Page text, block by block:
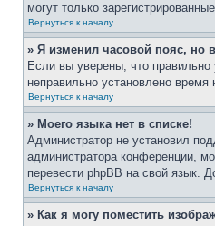
могут только
Вернуться к началу
» Я изменил часовой пояс, но
Если вы уверены, что правильно
неправильно установлено
Вернуться к началу
» Моего языка нет в списке!
Администратор не установил
администратора конференции,
перевести phpBB на свой язык.
Вернуться к началу
» Как я могу поместить